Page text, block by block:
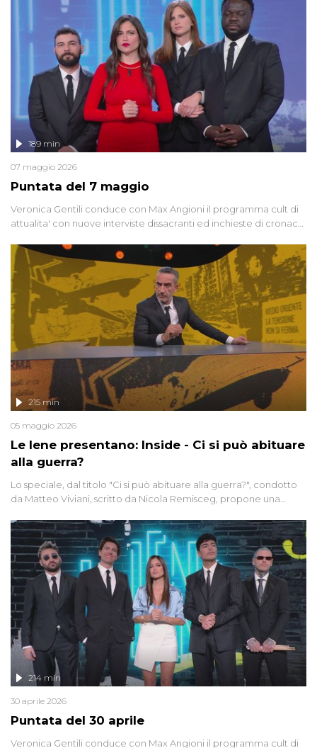
globali e del complottismo che negli ultimi anni hanno invaso
social network, talk show, piazze digitali e immaginario collettivo.
Puntata del 7 maggio
189 min
07 maggio 2026
Veronica Gentili conduce con Max Angioni il programma cult di
attualita' con nuove interviste dissacranti ed inchieste di cronaca
Le Iene presentano: Inside - Ci si può abituare
alla guerra?
215 min
05 maggio 2026
Lo speciale, dal titolo "Ci si può abituare alla guerra?", condotto
da Matteo Viviani, scritto da Nicola Remisceg, propone una
di settore - su quanto la guerra sia diventata una realtà pervasiva.
Anche se l'Italia non è direttamente coinvolta in conflitti armati, il
contesto globale rende impossibile considerarla un fenomeno
lontano.
Puntata del 30 aprile
214 min
30 aprile 2026
Veronica Gentili conduce con Max Angioni il programma cult di